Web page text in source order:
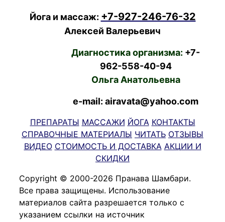
Йога и массаж: +7-927-246-76-32
Алексей Валерьевич
Диагностика организма: +7-
962-558-40-94
Ольга Анатольевна
e-mail: airavata@yahoo.com
ПРЕПАРАТЫ МАССАЖИ ЙОГА КОНТАКТЫ
СПРАВОЧНЫЕ МАТЕРИАЛЫ ЧИТАТЬ ОТЗЫВЫ
ВИДЕО СТОИМОСТЬ И ДОСТАВКА АКЦИИ И
СКИДКИ
Copyright © 2000-2026 Пранава Шамбари.
Все права защищены. Использование
материалов сайта разрешается только с
указанием ссылки на источник